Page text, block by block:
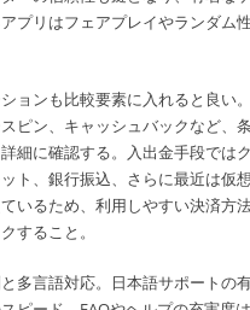
プリはフェアプレイやランダム
ョンも比較要素に入れると良い
ピン、キャッシュバックなど、
細に確認する。入出金手段では
ト、銀行振込、さらに最近は仮
いるため、利用しやすい決済方
すること。
多言語対応。日本語サポートの